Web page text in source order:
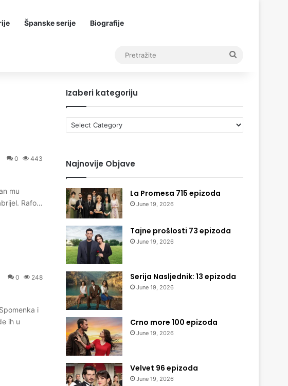
Španske serije Biografije
0 443
mu
Rafo…
0 248
i
ih u
Izaberi kategoriju
Izaberi
kategoriju
Najnovije Objave
La Promesa 715 epizoda
June 19, 2026
Tajne prošlosti 73 epizoda
June 19, 2026
Serija Nasljednik: 13 epizoda
June 19, 2026
Crno more 100 epizoda
June 19, 2026
Velvet 96 epizoda
June 19, 2026